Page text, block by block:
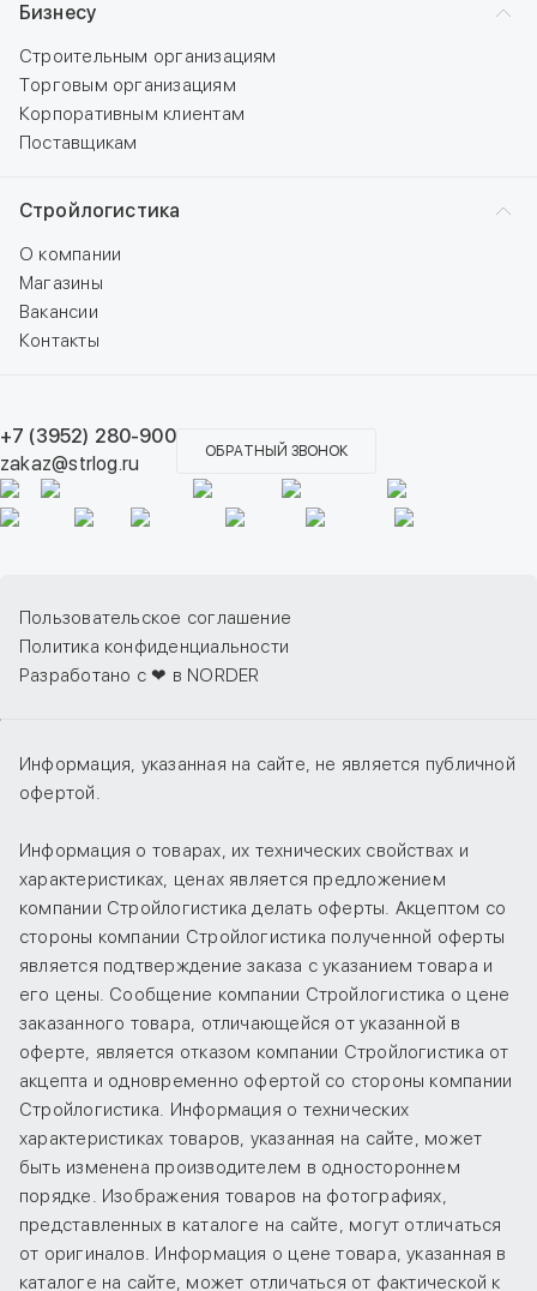
Бизнесу
Строительным организациям
Торговым организациям
Корпоративным клиентам
Поставщикам
Стройлогистика
О компании
Магазины
Вакансии
Контакты
+7 (3952) 280-900
zakaz@strlog.ru
ОБРАТНЫЙ ЗВОНОК
Пользовательское соглашение
Политика конфиденциальности
Разработано с ❤ в NORDER
Информация, указанная на сайте, не является публичной
офертой.
Информация о товарах, их технических свойствах и
характеристиках, ценах является предложением
компании Стройлогистика делать оферты. Акцептом со
стороны компании Стройлогистика полученной оферты
является подтверждение заказа с указанием товара и
его цены. Сообщение компании Стройлогистика о цене
заказанного товара, отличающейся от указанной в
оферте, является отказом компании Стройлогистика от
акцепта и одновременно офертой со стороны компании
Стройлогистика. Информация о технических
характеристиках товаров, указанная на сайте, может
быть изменена производителем в одностороннем
порядке. Изображения товаров на фотографиях,
представленных в каталоге на сайте, могут отличаться
от оригиналов. Информация о цене товара, указанная в
каталоге на сайте, может отличаться от фактической к